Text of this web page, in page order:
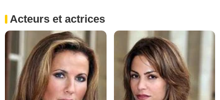
Acteurs et actrices